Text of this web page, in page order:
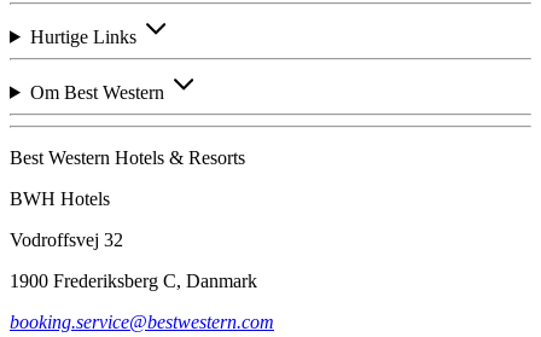
Hurtige Links
Om Best Western
Best Western Hotels & Resorts
BWH Hotels
Vodroffsvej 32
1900 Frederiksberg C, Danmark
booking.service@bestwestern.com